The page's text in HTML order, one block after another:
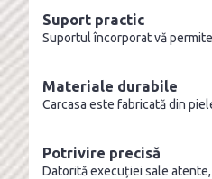
Suport practic
Suportul încorporat vă
Materiale durabile
Carcasa este fabricată din
Potrivire precisă
Datorită execuției sale atente,